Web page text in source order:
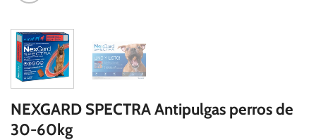
NEXGARD SPECTRA Antipulgas perros de
30-60kg